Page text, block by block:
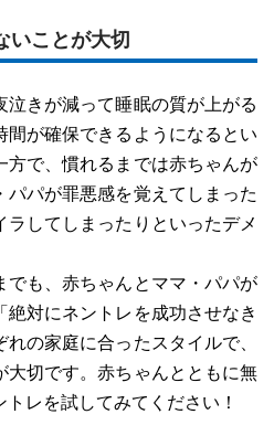
いことが大切
泣きが減って睡眠の質が上がる
間が確保できるようになるとい
方で、慣れるまでは赤ちゃんが
パが罪悪感を覚えてしまった
ラしてしまったりといったデメ
でも、赤ちゃんとママ・パパが
対にネントレを成功させなき
の家庭に合ったスタイルで、
大切です。赤ちゃんとともに無
レを試してみてください！